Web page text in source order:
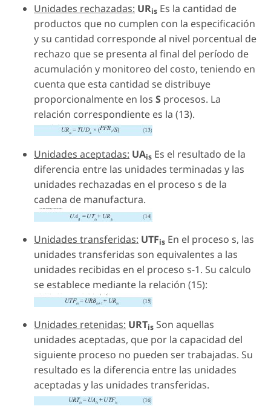
Unidades rechazadas: URis Es la cantidad de
productos que no cumplen con la especificación
y su cantidad corresponde al nivel porcentual de
rechazo que se presenta al final del período de
acumulación y monitoreo del costo, teniendo en
cuenta que esta cantidad se distribuye
proporcionalmente en los S procesos. La
relación correspondiente es la (13).
Unidades aceptadas: UAis Es el resultado de la
diferencia entre las unidades terminadas y las
unidades rechazadas en el proceso s de la
cadena de manufactura.
Unidades transferidas: UTFis En el proceso s, las
unidades transferidas son equivalentes a las
unidades recibidas en el proceso s-1. Su calculo
se establece mediante la relación (15):
Unidades retenidas: URTis Son aquellas
unidades aceptadas, que por la capacidad del
siguiente proceso no pueden ser trabajadas. Su
resultado es la diferencia entre las unidades
aceptadas y las unidades transferidas.